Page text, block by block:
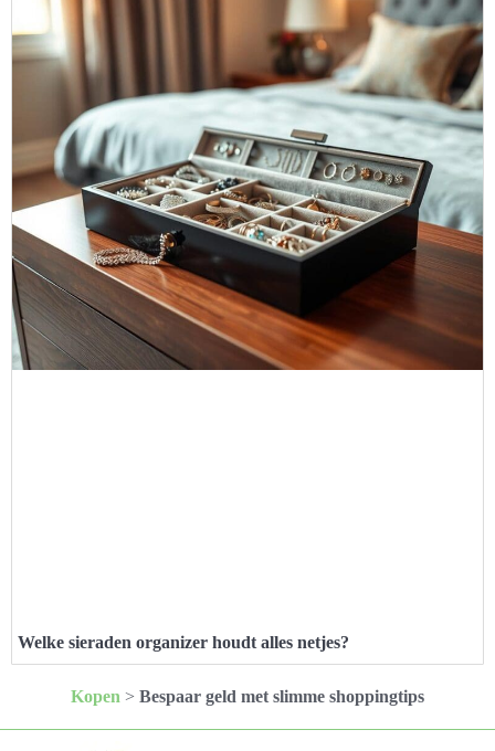
Welke sieraden organizer houdt alles netjes?
Kopen > Bespaar geld met slimme shoppingtips